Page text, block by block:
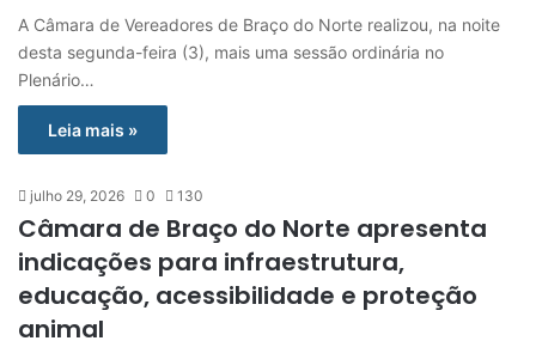
A Câmara de Vereadores de Braço do Norte realizou, na noite
desta segunda-feira (3), mais uma sessão ordinária no
Plenário…
Leia mais »
julho 29, 2026 0 130
Câmara de Braço do Norte apresenta
indicações para infraestrutura,
educação, acessibilidade e proteção
animal